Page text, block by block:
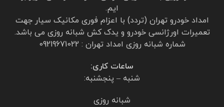
درباره امداد خودرو تهران
باعث افتخار ما است تا با ارائه خدمت رسانی کاملا حرفه ای
امداد خودرویی به مشتریان گرامی همراه هموطنان عزیز بوده